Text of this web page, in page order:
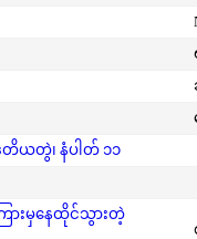
ဒုတိယတွဲ၊ နံပါတ် ၁၁
ြားမှနေထိုင်သွားတဲ့